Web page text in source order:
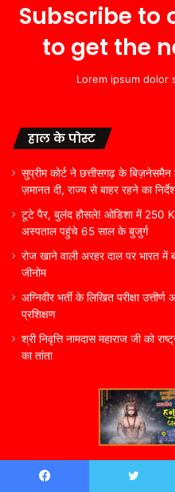
Subscribe to
to get the
Lorem ipsum dolor
हाल के पोस्ट
सुप्रीम कोर्ट ने छत्तीसगढ़ के
ज़मानत दी, राज्य से बाहर रहने का
टूटे पैर, बुलंद हौसले! ओडिशा में 250
अस्पताल पहुंचे 65 साल के बुजुर्ग
रोज खाने वाली अरहर दाल पर भारत में
जीनोम
अग्निवीर भर्ती के लिखित परीक्षा
प्रशिक्षण
श्री निवृत्ति नामदास महाराज जी को
का तांता
Recent Posts